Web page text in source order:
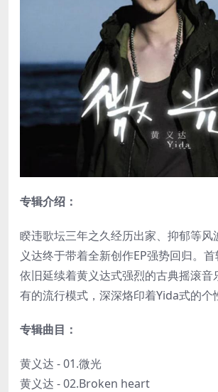
专辑介绍：
睽违歌坛三年之久经历出家、抑郁等风
义达终于带着全新创作EP强势回归。首
依旧延续着黄义达式强烈的古典摇滚音
有的流行模式，深深烙印着Yida式的个
专辑曲目：
黄义达 - 01.微光
黄义达 - 02.Broken heart